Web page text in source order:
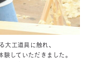
大工道具に触れ、
験していただきました。